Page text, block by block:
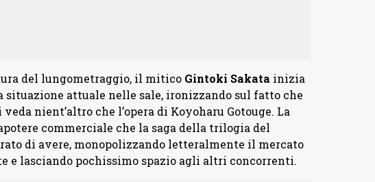
del lungometraggio, il mitico Gintoki Sakata inizia
situazione attuale nelle sale, ironizzando sul fatto che
nient’altro che l’opera di Koyoharu Gotouge. La
commerciale che la saga della trilogia del
di avere, monopolizzando letteralmente il mercato
e lasciando pochissimo spazio agli altri concorrenti.